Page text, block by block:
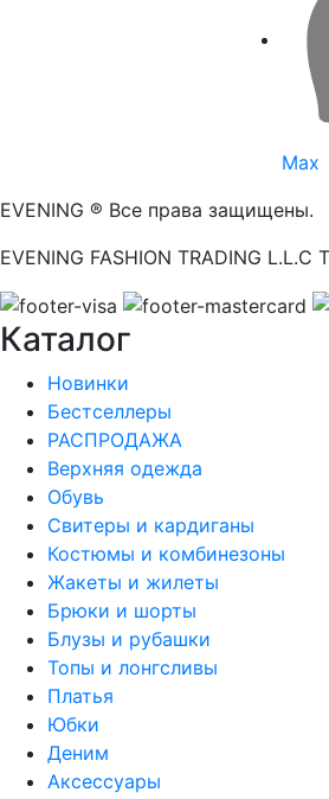
Max
EVENING ® Все права защищены.
EVENING FASHION TRADING
Каталог
Новинки
Бестселлеры
РАСПРОДАЖА
Верхняя одежда
Обувь
Свитеры и кардиганы
Костюмы и комбинезоны
Жакеты и жилеты
Брюки и шорты
Блузы и рубашки
Топы и лонгсливы
Платья
Юбки
Деним
Аксессуары